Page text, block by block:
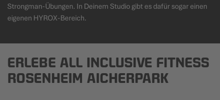
Strongman-Übungen. In Deinem Studio gibt es dafür sogar einen
eigenen HYROX-Bereich.
ERLEBE ALL INCLUSIVE FITNESS
ROSENHEIM AICHERPARK